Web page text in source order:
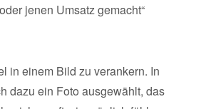
jenen Umsatz gemacht“
in einem Bild zu verankern. In
dazu ein Foto ausgewählt, das